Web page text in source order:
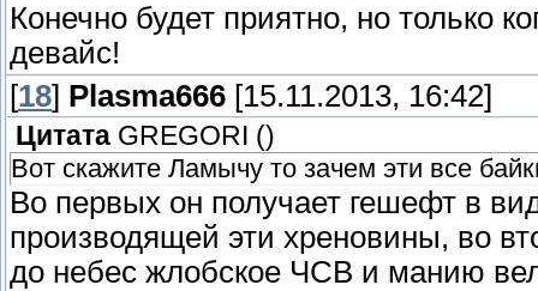
Конечно будет приятно, но только
девайс!
[18] Plasma666 [15.11.2013, 16:42]
Цитата GREGORI ()
Вот скажите Ламычу то зачем эти все
Во первых он получает гешефт в
производящей эти хреновины, во
до небес жлобское ЧСВ и манию